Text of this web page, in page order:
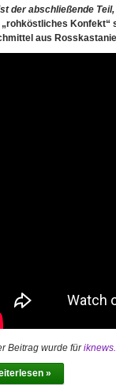
der abschließende
„rohköstliches Konfekt“
aus
Beitrag wurde für
»